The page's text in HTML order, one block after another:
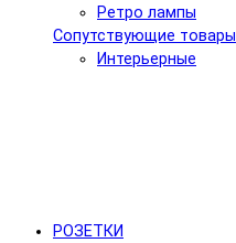
Ретро лампы
Сопутствующие товары
Интерьерные
РОЗЕТКИ